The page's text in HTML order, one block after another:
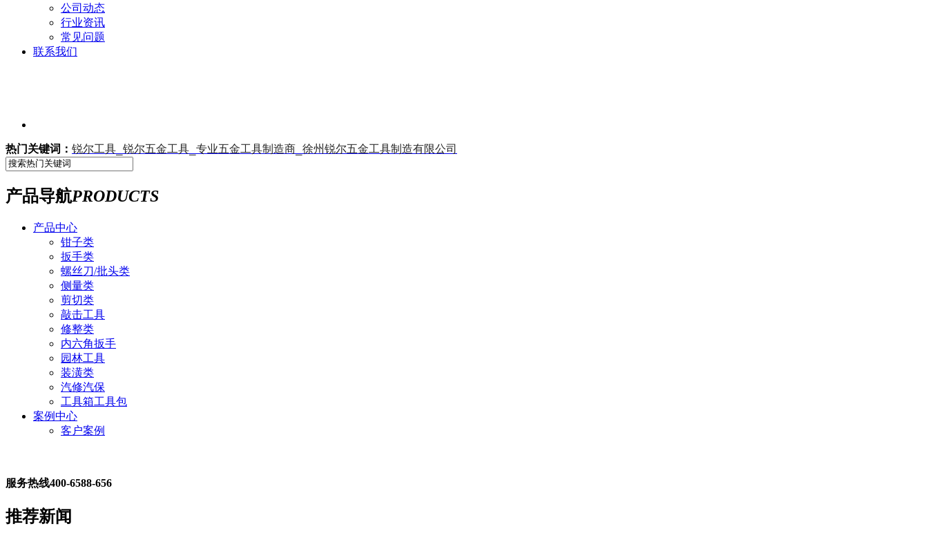
公司动态
行业资讯
常见问题
联系我们
热门关键词： 锐尔工具_锐尔五金工具_专业五金工具制造商_徐州锐尔五金工具制造有限公司
产品导航PRODUCTS
产品中心
钳子类
扳手类
螺丝刀/批头类
侧量类
剪切类
敲击工具
修整类
内六角扳手
园林工具
装潢类
汽修汽保
工具箱工具包
案例中心
客户案例
服务热线400-6588-656
推荐新闻